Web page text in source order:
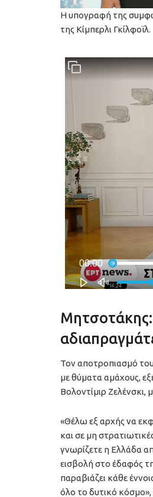
Η υπογραφή της
της Κίμπερλι Γκίλφοϊλ.
Τον αποτροπιασμό
με θύματα αμάχους,
Βολοντίμιρ
«Θέλω εξ αρχής να
και σε μη
γνωρίζετε η Ελλάδα
εισβολή στο έδαφός
παραβιάζει κάθε
όλο το δυτικό